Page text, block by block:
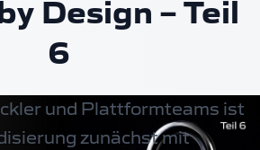
Design – Teil
6
und Plattformteams ist
zunächst mit